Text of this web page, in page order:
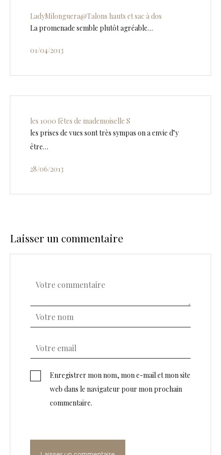
LadyMilonguera@Talons hauts et sac à dos
La promenade semble plutôt agréable…
01/04/2013
les 1000 fêtes de mademoiselle S
les prises de vues sont très sympas on a envie d’y
être…
28/06/2013
Laisser un commentaire
Enregistrer mon nom, mon e-mail et mon site
web dans le navigateur pour mon prochain
commentaire.